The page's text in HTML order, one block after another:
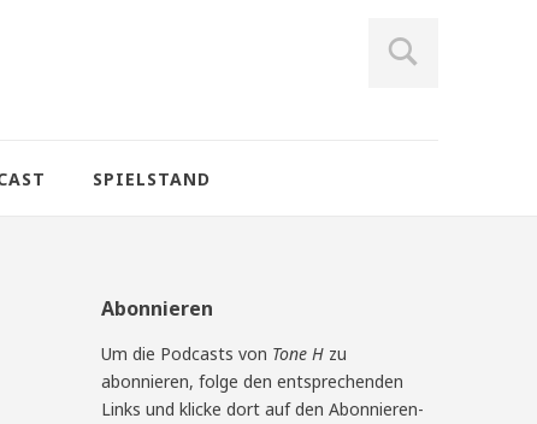
SPIELSTAND
Abonnieren
Um die Podcasts von Tone H zu
abonnieren, folge den entsprechenden
Links und klicke dort auf den Abonnieren-